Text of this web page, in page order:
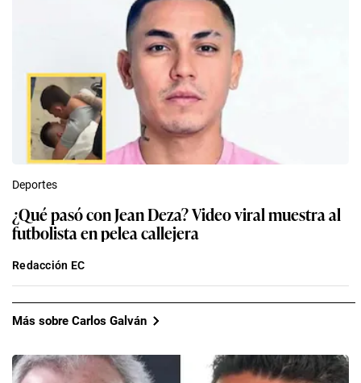
Deportes
¿Qué pasó con Jean Deza? Video viral muestra al
futbolista en pelea callejera
Redacción EC
Más sobre Carlos Galván